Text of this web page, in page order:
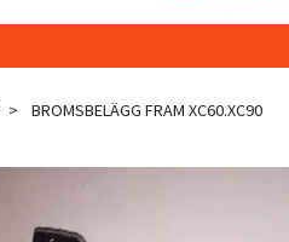
BROMSBELÄGG FRAM XC60.XC90